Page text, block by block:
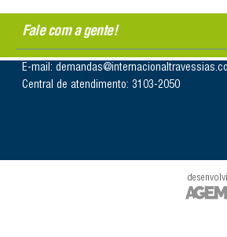
Fale com a gente!
E-mail:
Central de atendimento: 3103-2050